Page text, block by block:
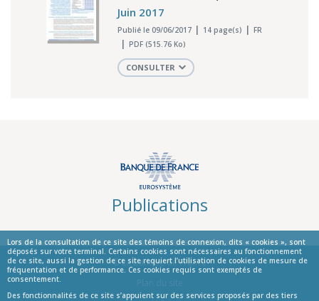
Lors de la consultation de ce site des témoins de connexion, dits « cookies », sont
déposés sur votre terminal. Certains cookies sont nécessaires au fonctionnement
de ce site, aussi la gestion de ce site requiert l’utilisation de cookies de mesure de
fréquentation et de performance. Ces cookies requis sont exemptés de
consentement.
Des fonctionnalités de ce site s’appuient sur des services proposés par des tiers
Juin 2017
Publié le 09/06/2017 14 page(s)
FR
PDF (515.76 Ko)
CONSULTER
Publications
© La Banque de France
Informations